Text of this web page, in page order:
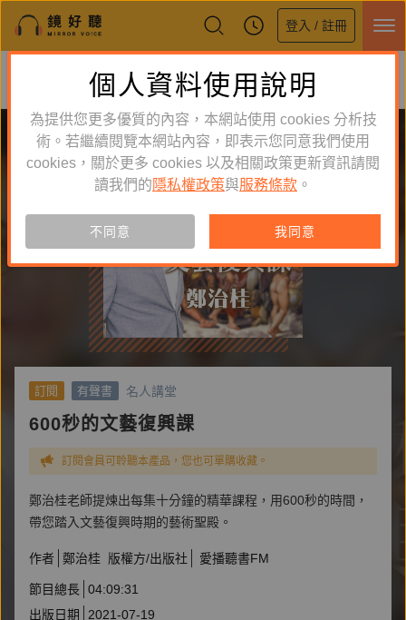
登入 / 註冊
鏡好聽全新APP上線
體驗全面升級，即刻下載
訂閱 有聲書 名人講堂
600秒的文藝復興課
訂閱會員可聆聽本產品，您也可單購收藏。
鄭治桂老師提煉出每集十分鐘的精華課程，用600秒的時間，
帶您踏入文藝復興時期的藝術聖殿。
作者 鄭治桂 版權方/出版社 愛播聽書FM
節目總長 04:09:31
出版日期
2021-07-19
個人資料使用說明
為提供您更多優質的內容，本網站使用 cookies 分析技
術。若繼續閱覽本網站內容，即表示您同意我們使用
cookies，關於更多 cookies 以及相關政策更新資訊請閱
讀我們的 隱私權政策與服務條款 。
不同意 我同意